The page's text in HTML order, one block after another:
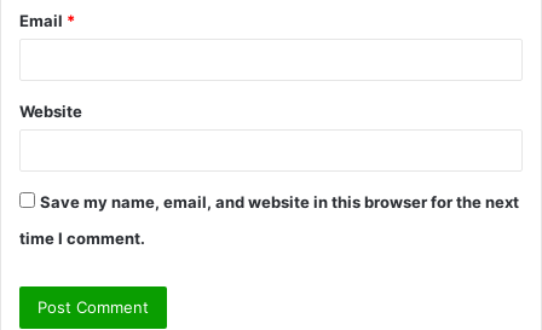
Email *
Website
Save my name, email, and website in this browser for the next
time I comment.